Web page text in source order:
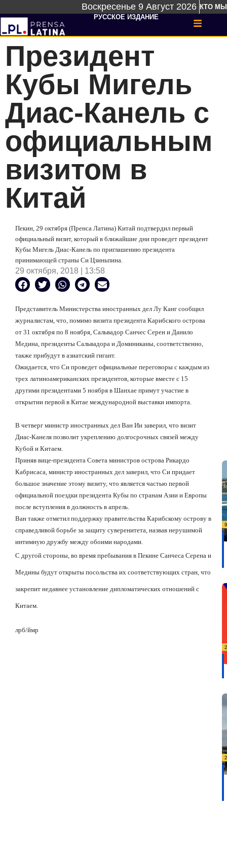
Воскресенье 9 Август 2026 КТО МЫ
РУССКОЕ ИЗДАНИЕ
Президент
Кубы Мигель
Диас-Канель с
официальным
визитом в
Китай
Пекин, 29 октября (Пренса Латина) Китай подтвердил первый
официальный визит, который в ближайшие дни проведет президент
Кубы Мигель Диас-Канель по приглашению президента
принимающей страны Си Цзиньпина.
29 октября, 2018 | 13:58
Представитель Министерства иностранных дел Лу Канг сообщил
журналистам, что, помимо визита президента Карибского острова
от 31 октября по 8 ноября, Сальвадор Санчес Серен и Данило
Медина, президенты Сальвадора и Доминиканы, соответственно,
также прибудут в азиатский гигант.
Ожидается, что Си проведет официальные переговоры с каждым из
трех латиноамериканских президентов, которые вместе с 15
другими президентами 5 ноября в Шанхае примут участие в
открытии первой в Китае международной выставки импорта.
В четверг министр иностранных дел Ван Ии заверил, что визит
Диас-Канеля позволит укреплению долгосрочных связей между
Кубой и Китаем.
Приняв вице-президента Совета министров острова Рикардо
Кабрисаса, министр иностранных дел заверил, что Си придает
большое значение этому визиту, что является частью первой
официальной поездки президента Кубы по странам Азии и Европы
после вступления в должность в апрель.
Ван также отметил поддержку правительства Карибскому острову в
справедливой борьбе за защиту суверенитета, назвав нерушимой
интимную дружбу между обоими народами.
С другой стороны, во время пребывания в Пекине Санчеса Серена и
Медины будут открыты посольства их соответствующих стран, что
закрепит недавнее установление дипломатических отношений с
Китаем.
лрб/ймр